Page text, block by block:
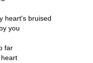
heart's bruised
you
far